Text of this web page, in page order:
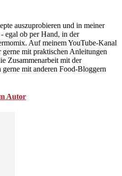
auszuprobieren und in meiner
egal ob per Hand, in der
Auf meinem YouTube-Kanal
mit praktischen Anleitungen
Zusammenarbeit mit der
mit anderen Food-Bloggern
Autor